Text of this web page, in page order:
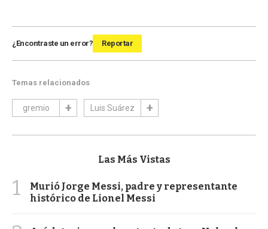
¿Encontraste un error? Reportar
Temas relacionados
gremio Luis Suárez
Las Más Vistas
1
Murió Jorge Messi, padre y representante
histórico de Lionel Messi